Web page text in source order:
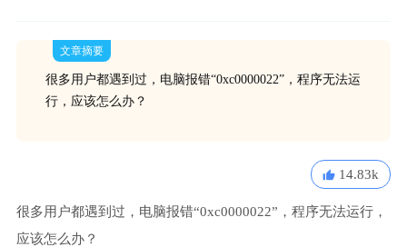
文章摘要
很多用户都遇到过，电脑报错“0xc0000022”，程序无法运
行，应该怎么办？
14.83k
很多用户都遇到过，电脑报错“0xc0000022”，程序无法运行，
应该怎么办？